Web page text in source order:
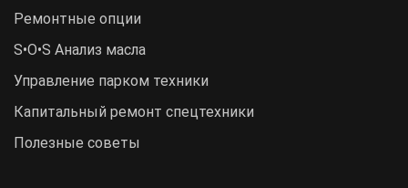
Ремонтные опции
S•O•S Анализ масла
Управление парком техники
Капитальный ремонт спецтехники
Полезные советы